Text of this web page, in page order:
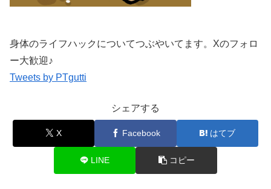
身体のライフハックについてつぶやいてます。Xのフォロ
ー大歓迎♪
Tweets by PTgutti
シェアする
X Facebook はてブ
LINE コピー